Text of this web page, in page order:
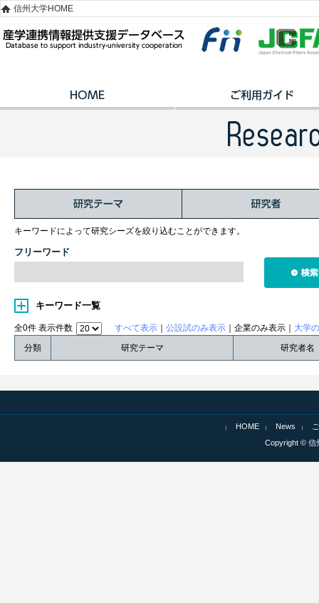
信州大学HOME
キーワードによって研究シーズを絞り込むことができます。
フリーワード
キーワード一覧
全0件 表示件数 すべて表示 公設試のみ表示 ｜企業のみ表示｜ 大学
分類
研究テーマ 研究者名
HOME News
Copyright © 信